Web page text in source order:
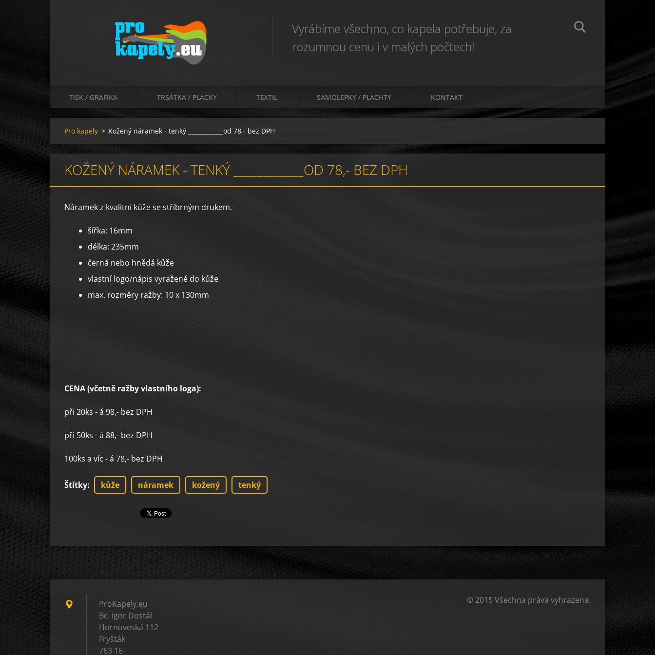
Vyrábíme všechno, co kapela potřebuje, za
rozumnou cenu i v malých počtech!
TISK / GRAFIKA TRSÁTKA / PLACKY TEXTIL SAMOLEPKY / PLACHTY KONTAKT
Pro kapely > Kožený náramek - tenký ____________od 78,- bez DPH
KOŽENÝ NÁRAMEK - TENKÝ ____________OD 78,- BEZ DPH
Náramek z kvalitní kůže se stříbrným drukem.
šířka: 16mm
délka: 235mm
černá nebo hnědá kůže
vlastní logo/nápis vyražené do kůže
max. rozměry ražby: 10 x 130mm
CENA (včetně ražby vlastního loga):
při 20ks - á 98,- bez DPH
při 50ks - á 88,- bez DPH
100ks a víc - á 78,- bez DPH
Štítky: kůže náramek kožený tenký
ProKapely.eu
Bc. Igor Dostál
Hornoveská 112
Fryšták
763 16
© 2015 Všechna práva vyhrazena.